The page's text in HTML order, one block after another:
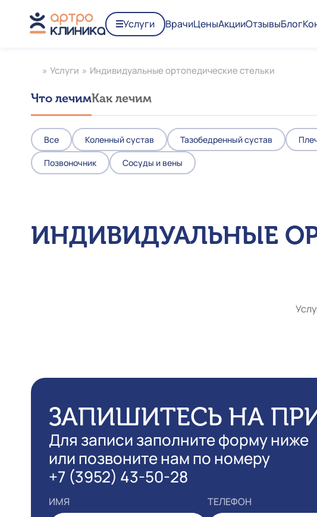
Услуги ВрачиЦеныАкцииОтзывыБлог
» Услуги » Индивидуальные ортопедические стельки
Что лечимКак лечим
Все Коленный сустав Тазобедренный сустав
Позвоночник Сосуды и вены
ИНДИВИДУАЛЬНЫЕ
ЗАПИШИТЕСЬ НА
Для записи заполните форму ниже
или позвоните нам по номеру
+7 (3952) 43-50-28
ИМЯ ТЕЛЕФОН